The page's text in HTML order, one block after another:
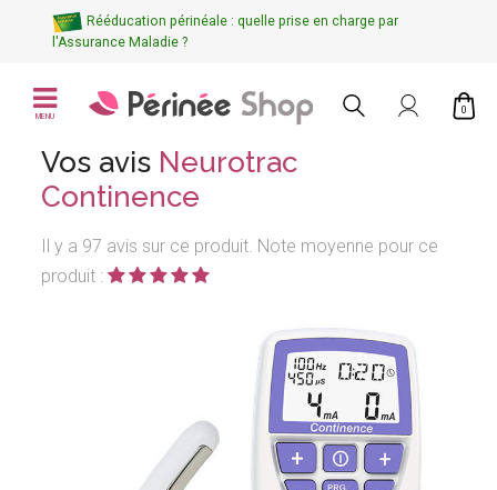
Rééducation périnéale : quelle prise en charge par
l'Assurance Maladie ?
MENU
0
Vos avis Neurotrac
Continence
Il y a 97 avis sur ce produit. Note moyenne pour ce
produit :